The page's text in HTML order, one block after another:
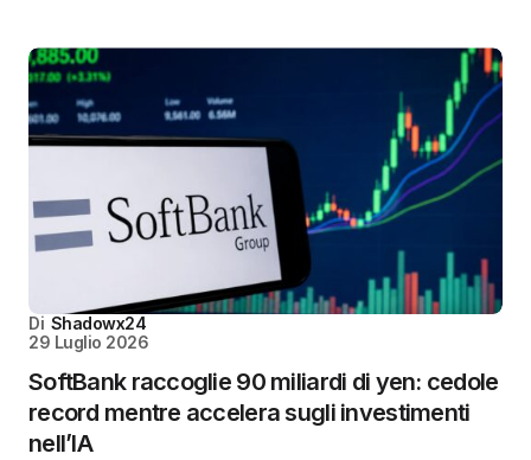
Di Shadowx24
29 Luglio 2026
SoftBank raccoglie 90 miliardi di yen: cedole
record mentre accelera sugli investimenti
nell’IA